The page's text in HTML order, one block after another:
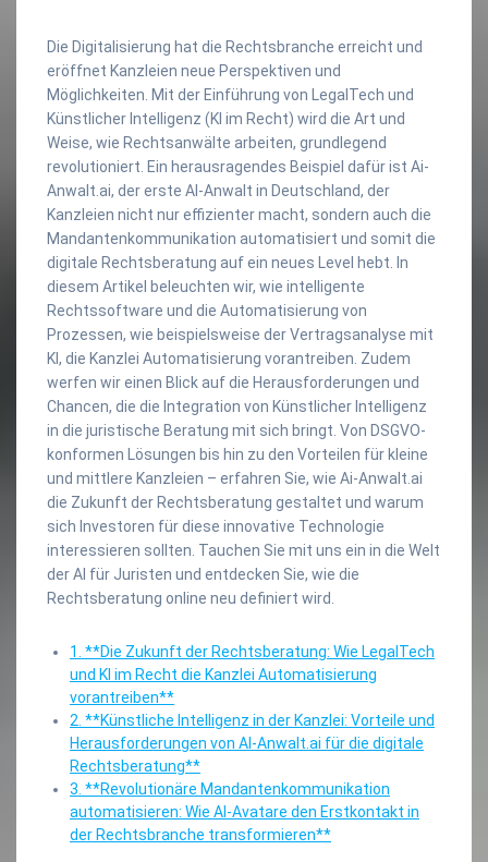
Die Digitalisierung hat die Rechtsbranche erreicht und
eröffnet Kanzleien neue Perspektiven und
Möglichkeiten. Mit der Einführung von LegalTech und
Künstlicher Intelligenz (KI im Recht) wird die Art und
Weise, wie Rechtsanwälte arbeiten, grundlegend
revolutioniert. Ein herausragendes Beispiel dafür ist Ai-
Anwalt.ai, der erste AI-Anwalt in Deutschland, der
Kanzleien nicht nur effizienter macht, sondern auch die
Mandantenkommunikation automatisiert und somit die
digitale Rechtsberatung auf ein neues Level hebt. In
diesem Artikel beleuchten wir, wie intelligente
Rechtssoftware und die Automatisierung von
Prozessen, wie beispielsweise der Vertragsanalyse mit
KI, die Kanzlei Automatisierung vorantreiben. Zudem
werfen wir einen Blick auf die Herausforderungen und
Chancen, die die Integration von Künstlicher Intelligenz
in die juristische Beratung mit sich bringt. Von DSGVO-
konformen Lösungen bis hin zu den Vorteilen für kleine
und mittlere Kanzleien – erfahren Sie, wie Ai-Anwalt.ai
die Zukunft der Rechtsberatung gestaltet und warum
sich Investoren für diese innovative Technologie
interessieren sollten. Tauchen Sie mit uns ein in die Welt
der AI für Juristen und entdecken Sie, wie die
Rechtsberatung online neu definiert wird.
1. **Die Zukunft der Rechtsberatung: Wie LegalTech
und KI im Recht die Kanzlei Automatisierung
vorantreiben**
2. **Künstliche Intelligenz in der Kanzlei: Vorteile und
Herausforderungen von AI-Anwalt.ai für die digitale
Rechtsberatung**
3. **Revolutionäre Mandantenkommunikation
automatisieren: Wie AI-Avatare den Erstkontakt in
der Rechtsbranche transformieren**